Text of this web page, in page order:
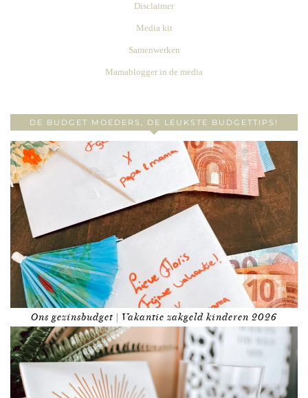
Disclaimer
Media kit
Samenwerken
Mamablogger in de media
DE BUDGET MOEDERS, DE LEUKSTE BUDGETTIPS!
Ons gezinsbudget | Vakantie zakgeld kinderen 2026